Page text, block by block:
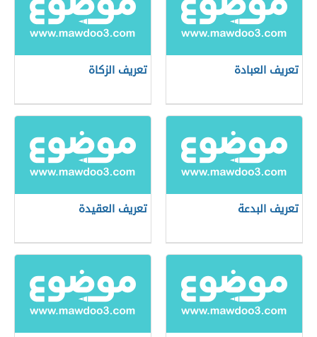
تعريف العبادة تعريف الزكاة
تعريف البدعة تعريف العقيدة